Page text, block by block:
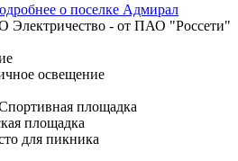
о поселке Адмирал
Электричество - от ПАО "Россети"
освещение
площадка
площадка
для пикника